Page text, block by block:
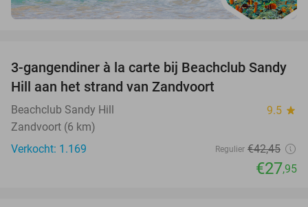
34%
3-gangendiner à la carte bij Beachclub Sandy
Hill aan het strand van Zandvoort
Beachclub Sandy Hill 9.5 star
Zandvoort (6 km)
Verkocht: 1.169
Regulier €42,45
€27,95